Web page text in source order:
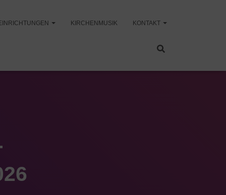
KIRCHENMUSIK KONTAKT